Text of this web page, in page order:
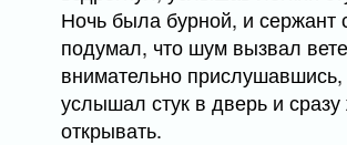
Ночь была бурной, и сержант
подумал, что шум вызвал
внимательно
услышал стук в дверь и
открывать.